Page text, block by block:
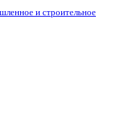
и строительное